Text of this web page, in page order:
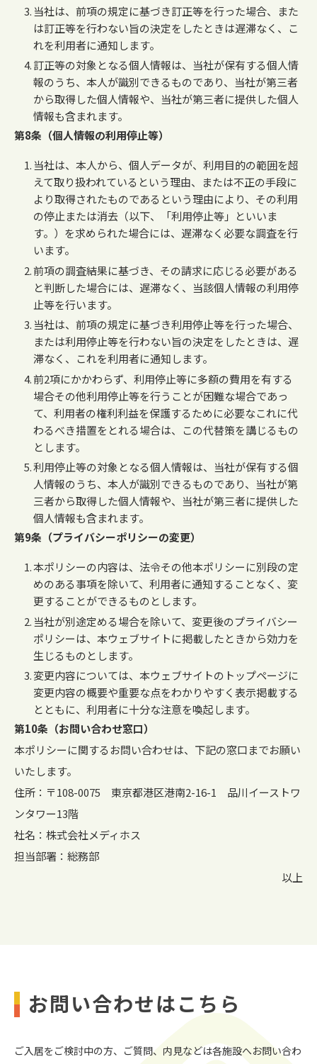
当社は、前項の規定に基づき訂正等を行った場合、また
は訂正等を行わない旨の決定をしたときは遅滞なく、こ
れを利用者に通知します。
訂正等の対象となる個人情報は、当社が保有する個人情
報のうち、本人が識別できるものであり、当社が第三者
から取得した個人情報や、当社が第三者に提供した個人
情報も含まれます。
第8条（個人情報の利用停止等）
当社は、本人から、個人データが、利用目的の範囲を超
えて取り扱われているという理由、または不正の手段に
より取得されたものであるという理由により、その利用
の停止または消去（以下、「利用停止等」といいま
す。）を求められた場合には、遅滞なく必要な調査を行
います。
前項の調査結果に基づき、その請求に応じる必要がある
と判断した場合には、遅滞なく、当該個人情報の利用停
止等を行います。
当社は、前項の規定に基づき利用停止等を行った場合、
または利用停止等を行わない旨の決定をしたときは、遅
滞なく、これを利用者に通知します。
前2項にかかわらず、利用停止等に多額の費用を有する
場合その他利用停止等を行うことが困難な場合であっ
て、利用者の権利利益を保護するために必要なこれに代
わるべき措置をとれる場合は、この代替策を講じるもの
とします。
利用停止等の対象となる個人情報は、当社が保有する個
人情報のうち、本人が識別できるものであり、当社が第
三者から取得した個人情報や、当社が第三者に提供した
個人情報も含まれます。
第9条（プライバシーポリシーの変更）
本ポリシーの内容は、法令その他本ポリシーに別段の定
めのある事項を除いて、利用者に通知することなく、変
更することができるものとします。
当社が別途定める場合を除いて、変更後のプライバシー
ポリシーは、本ウェブサイトに掲載したときから効力を
生じるものとします。
変更内容については、本ウェブサイトのトップページに
変更内容の概要や重要な点をわかりやすく表示掲載する
とともに、利用者に十分な注意を喚起します。
第10条（お問い合わせ窓口）
本ポリシーに関するお問い合わせは、下記の窓口までお願い
いたします。
住所：〒108-0075 東京都港区港南2-16-1 品川イーストワ
ンタワー13階
社名：株式会社メディホス
担当部署：総務部 ​
以上
お問い合わせはこちら
ご入居をご検討中の方、ご質問、内見などは各施設へお問い合わ